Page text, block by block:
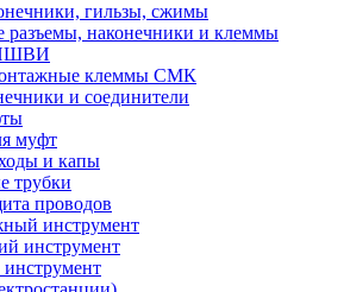
гильзы, сжимы
разъемы, наконечники и клеммы
клеммы СМК
и соединители
муфт
и капы
трубки
проводов
инструмент
инструмент